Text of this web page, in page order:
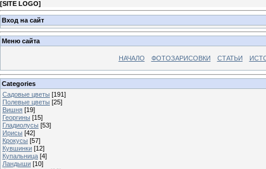
[SITE LOGO]
Вход на сайт
Меню сайта
НАЧАЛО ФОТОЗАРИСОВКИ СТАТЬИ
Categories
Садовые цветы [191]
Полевые цветы [25]
Вишня [19]
Георгины [15]
Гладиолусы [53]
Ирисы [42]
Крокусы [57]
Кувшинки [12]
Купальница [4]
Ландыши [10]